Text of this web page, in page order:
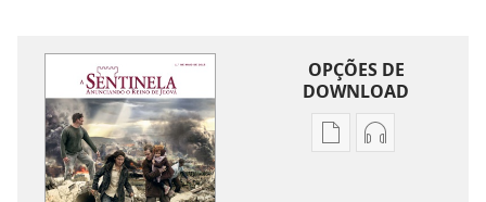
OPÇÕES DE
DOWNLOAD
OpçõesOpções